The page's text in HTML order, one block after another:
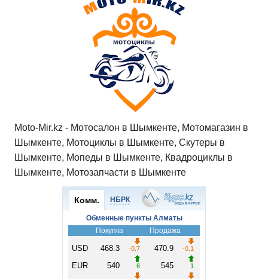
Moto-Mir.kz - Мотосалон в Шымкенте, Мотомагазин в
Шымкенте, Мотоциклы в Шымкенте, Скутеры в
Шымкенте, Мопеды в Шымкенте, Квадроциклы в
Шымкенте, Мотозапчасти в Шымкенте